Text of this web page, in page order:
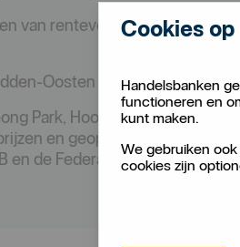
Cookies
Handelsbanken
functioneren en
kunt maken.
We gebruiken
cookies zijn
van renteverlagingen door
Oosten vergroten
Park, Hoofd Treasury bij
en geopolitieke
en de Federal Reserve.